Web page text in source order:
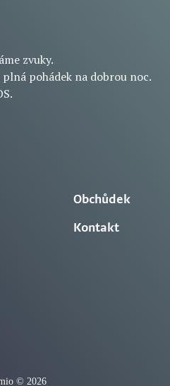
zvuky.
pohádek na dobrou noc.
Obchůdek
Kontakt
© 2026